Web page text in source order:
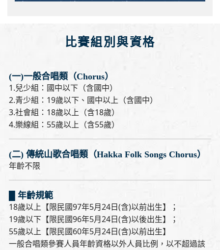
比賽組別與資格
(一)一般合唱類（Chorus）
1.兒少組：國中以下（含國中）
2.青少組：19歲以下、國中以上（含國中）
3.社會組：18歲以上（含18歲）
4.樂線組：55歲以上（含55歲）
(二) 傳統山歌合唱類（Hakka Folk Songs Chorus）
年齡不限
█ 年齡規範
18歲以上【限民國97年5月24日(含)以前出生】；
19歲以下【限民國96年5月24日(含)以後出生】；
55歲以上【限民國60年5月24日(含)以前出生】
一般合唱類參賽人員年齡資格以外人員比例，以不超過該